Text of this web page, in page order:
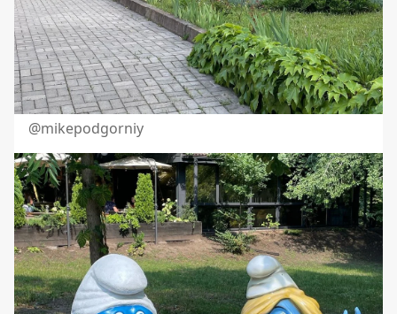
@mikepodgorniy